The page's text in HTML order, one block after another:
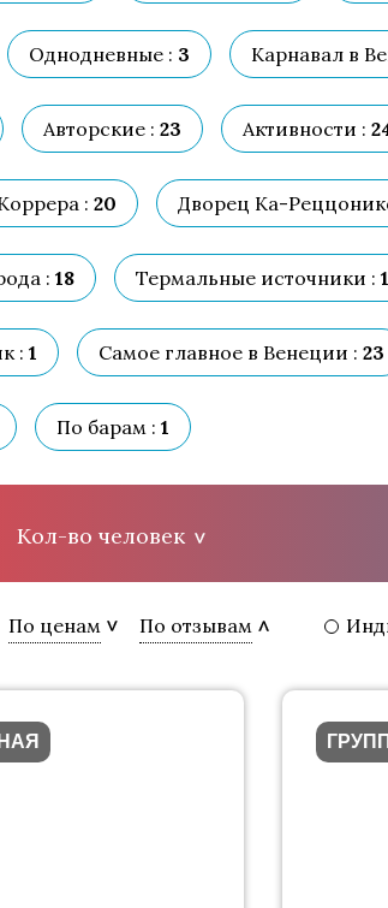
Однодневные : 3 Карнавал в
Авторские : 23 Активности :
: 20 Дворец Ка-
: 18 Термальные источники :
: 1 Самое главное в Венеции : 23
По барам : 1
Кол-во человек
По ценам По отзывам